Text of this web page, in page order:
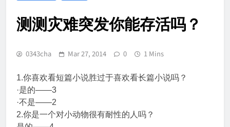
测测灾难突发你能存活吗？
0343cha Mar 27, 2014 0 1 Mins
1.你喜欢看短篇小说胜过于喜欢看长篇小说吗？
·是的——3
·不是——2
2.你是一个对小动物很有耐性的人吗？